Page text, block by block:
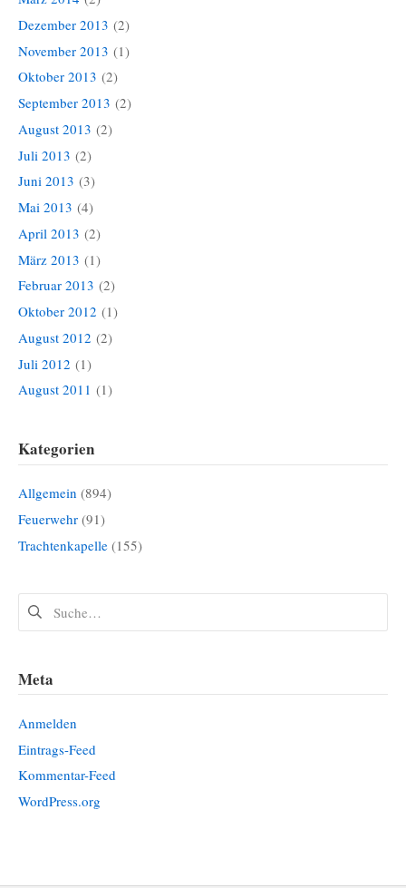
Dezember 2013 (2)
November 2013 (1)
Oktober 2013 (2)
September 2013 (2)
August 2013 (2)
Juli 2013 (2)
Juni 2013 (3)
Mai 2013 (4)
April 2013 (2)
März 2013 (1)
Februar 2013 (2)
Oktober 2012 (1)
August 2012 (2)
Juli 2012 (1)
August 2011 (1)
Kategorien
Allgemein (894)
Feuerwehr (91)
Trachtenkapelle (155)
Suchen
Meta
Anmelden
Eintrags-Feed
Kommentar-Feed
WordPress.org